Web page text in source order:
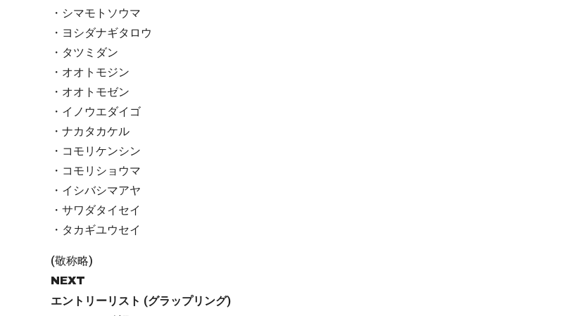
・シマモトソウマ
・ヨシダナギタロウ
・タツミダン
・オオトモジン
・オオトモゼン
・イノウエダイゴ
・ナカタカケル
・コモリケンシン
・コモリショウマ
・イシバシマアヤ
・サワダタイセイ
・タカギユウセイ
(敬称略)
NEXT
エントリーリスト (グラップリング)